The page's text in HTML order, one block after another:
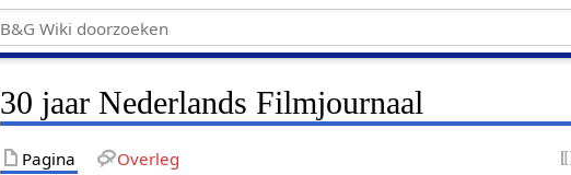
30 jaar Nederlands Filmjournaal
Pagina Overleg